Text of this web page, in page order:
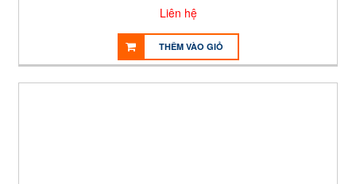
Liên hệ
THÊM VÀO GIỎ